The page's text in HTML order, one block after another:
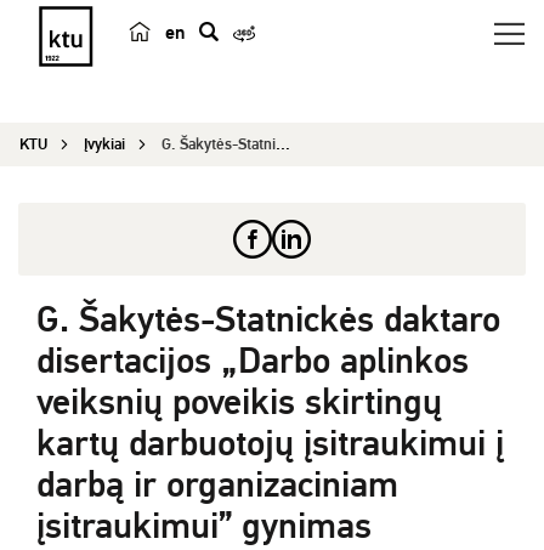
en
e
KTU Įvykiai G. Šakytės-Statnickės daktaro disertacijos ̶...
G. Šakytės-Statnickės daktaro
disertacijos „Darbo aplinkos
veiksnių poveikis skirtingų
kartų darbuotojų įsitraukimui į
darbą ir organizaciniam
įsitraukimui” gynimas